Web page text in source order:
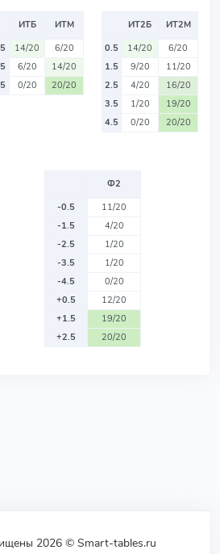
ИТБ
ИТМ
14/20
6/20
6/20
14/20
0/20 20/20
ИТ2Б
ИТ2М
0.5
14/20
6/20
1.5
9/20
11/20
2.5
4/20
16/20
3.5
1/20
19/20
4.5
0/20 20/20
Ф2
-0.5
11/20
-1.5
4/20
-2.5
1/20
-3.5
1/20
-4.5
0/20
+0.5
12/20
+1.5
19/20
+2.5
20/20
2026 © Smart-tables.ru